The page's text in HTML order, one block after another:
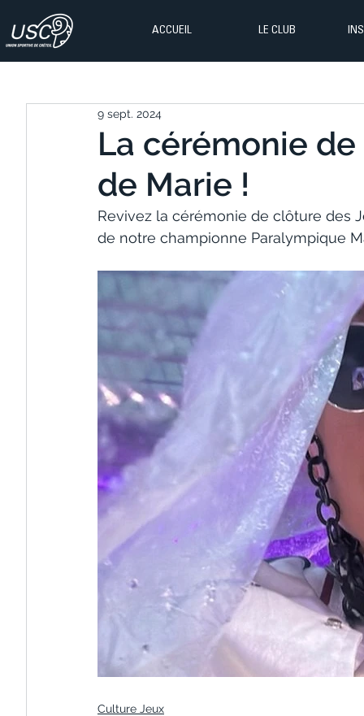
ACCUEIL LE CLUB
La cérémonie
de Marie !
9 sept. 2024
Revivez la cérémonie de clôture des
de notre championne Paralympique
Culture Jeux